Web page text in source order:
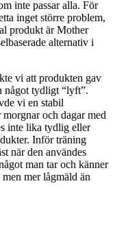
inte passar alla. För
inget större problem,
produkt är Mother
alternativ i
vi att produkten gav
något tydligt “lyft”.
vi en stabil
och dagar med
inte lika tydlig eller
Inför träning
när den användes
man tar och känner
mer lågmäld än